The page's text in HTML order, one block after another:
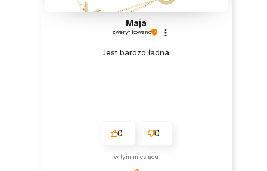
Maja
zweryfikowano
Jest bardzo ładna.
0 0
w tym miesiącu